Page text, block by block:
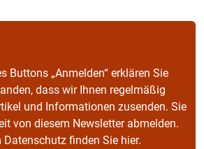
Buttons „Anmelden“ erklären Sie
dass wir Ihnen regelmäßig
und Informationen zusenden. Sie
von diesem Newsletter abmelden.
finden Sie hier.